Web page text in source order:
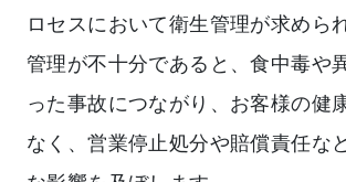
ロセスにおいて衛生管理が求めら
管理が不十分であると、食中毒や
った事故につながり、お客様の健
なく、営業停止処分や賠償責任な